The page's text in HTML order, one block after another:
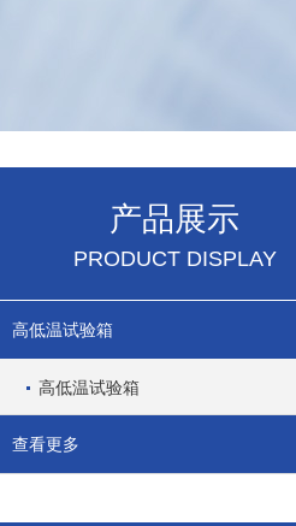
产品展示
PRODUCT DISPLAY
高低温试验箱
高低温试验箱
查看更多